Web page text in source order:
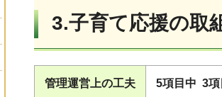
3.子育て応援の取
管理運営上の工夫 5項目中 3